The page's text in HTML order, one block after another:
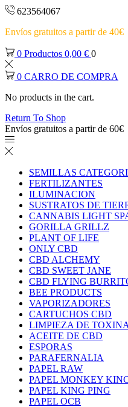
623564067
Envíos gratuitos a partir de 40€
0 Productos 0,00 € 0
0 CARRO DE COMPRA
No products in the cart.
Return To Shop
Envíos gratuitos a partir de 60€
SEMILLAS
FERTILIZANTES
ILUMINACION
SUSTRATOS DE
CANNABIS LIGHT
GORILLA GRILLZ
PLANT OF LIFE
ONLY CBD
CBD ALCHEMY
CBD SWEET JANE
CBD FLYING
BEE PRODUCTS
VAPORIZADORES
CARTUCHOS CBD
LIMPIEZA DE
ACEITE DE CBD
ESPORAS
PARAFERNALIA
PAPEL RAW
PAPEL MONKEY
PAPEL KING PING
PAPEL OCB